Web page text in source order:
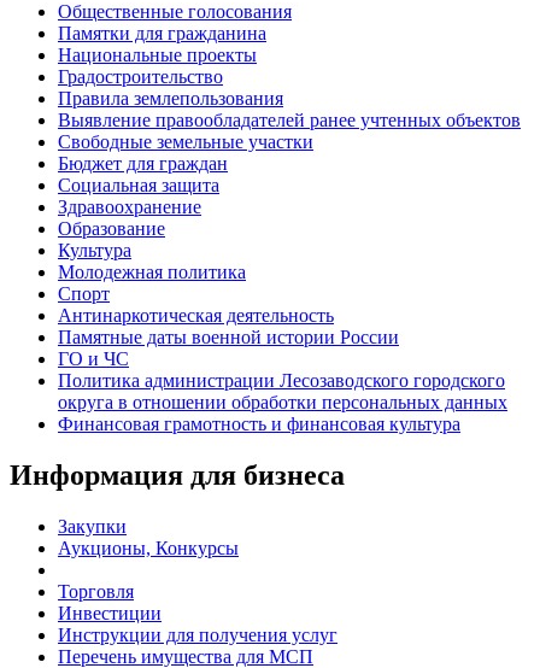
Общественные голосования
Памятки для гражданина
Национальные проекты
Градостроительство
Правила землепользования
Выявление правообладателей ранее учтенных объектов
Свободные земельные участки
Бюджет для граждан
Социальная защита
Здравоохранение
Образование
Культура
Молодежная политика
Спорт
Антинаркотическая деятельность
Памятные даты военной истории России
ГО и ЧС
Политика администрации Лесозаводского городского
округа в отношении обработки персональных данных
Финансовая грамотность и финансовая культура
Информация для бизнеса
Закупки
Аукционы, Конкурсы
Торговля
Инвестиции
Инструкции для получения услуг
Перечень имущества для МСП